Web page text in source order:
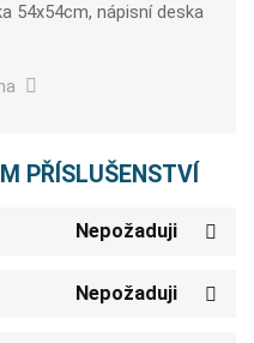
54x54cm, nápisní deska
PŘÍSLUŠENSTVÍ
Nepožaduji
Nepožaduji